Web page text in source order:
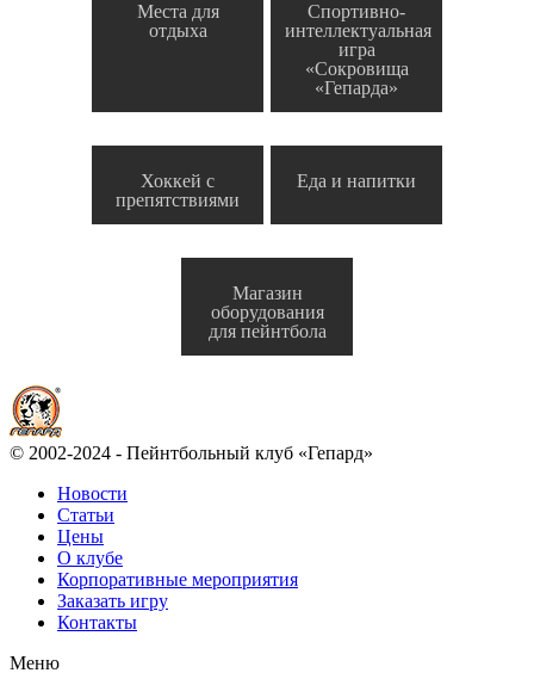
Места для
отдыха
Спортивно-
интеллектуальная
игра
«Сокровища
«Гепарда»
Хоккей с
препятствиями
Еда и напитки
Магазин
оборудования
для пейнтбола
© 2002-2024 - Пейнтбольный клуб «Гепард»
Новости
Статьи
Цены
О клубе
Корпоративные мероприятия
Заказать игру
Контакты
Меню